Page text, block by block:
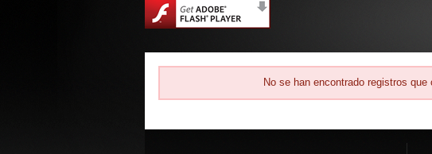
No se han encontrado registros